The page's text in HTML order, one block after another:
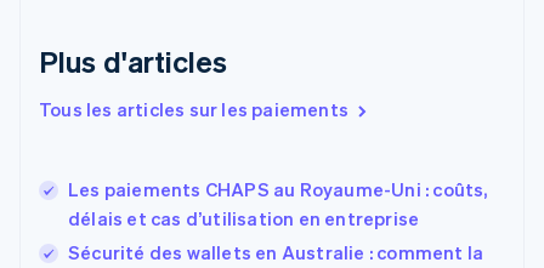
Plus d'articles
Tous les articles sur les paiements
Les paiements CHAPS au Royaume-Uni : coûts,
délais et cas d’utilisation en entreprise
Sécurité des wallets en Australie : comment la
Espagne
Estonie
EnglishEspañol简体中文
Finlande
English Svenska